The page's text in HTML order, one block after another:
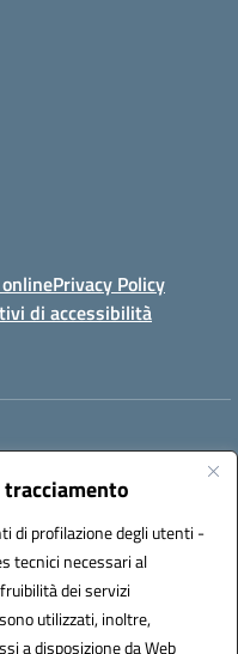
di profilazione degli utenti -
tecnici necessari al
dei servizi
utilizzati, inoltre,
a disposizione da Web
Privacy Policy
di accessibilità
(IPA): clcc_063